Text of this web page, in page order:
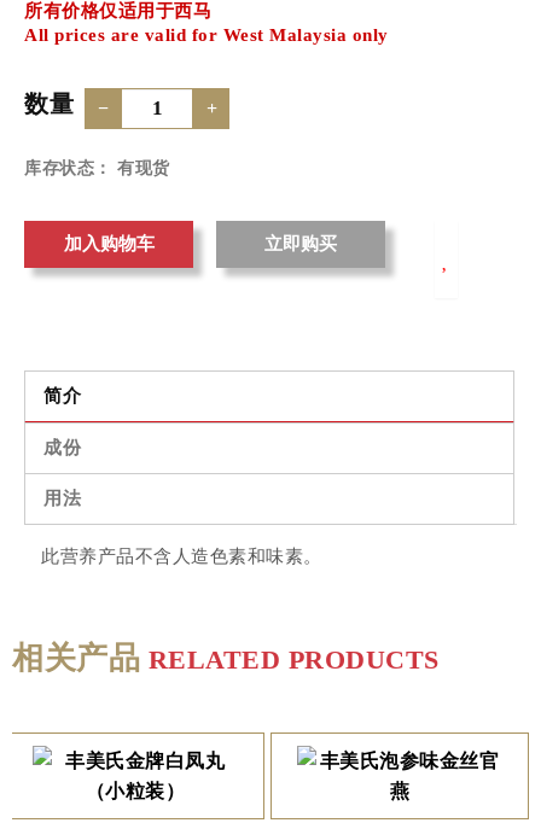
所有价格仅适用于西马
All prices are valid for West Malaysia only
数量 − +
库存状态： 有现货
加入购物车
简介
成份
用法
此营养产品不含人造色素和味素。
相关产品 RELATED PRODUCTS